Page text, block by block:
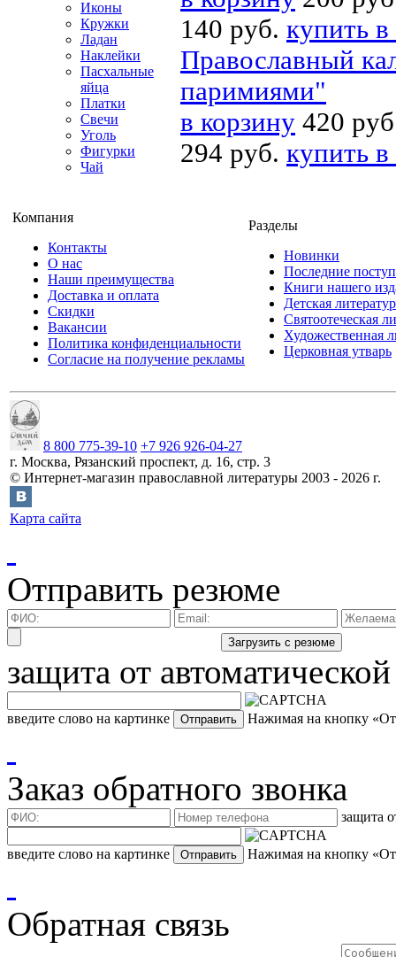
Иконы
Кружки
Ладан
Наклейки
Пасхальные
яйца
Платки
Свечи
Уголь
Фигурки
Чай
140 руб. купить
Православный
паримиями"
в корзину 420
294 руб. купить
Компания
Контакты
О нас
Наши преимущества
Доставка и оплата
Скидки
Вакансии
Политика конфиденциальности
Согласие на получение рекламы
Разделы
Новинки
Последние
Книги нашего
Детская
Святоотеческая
Художественная
Церковная утварь
8 800 775-39-10 +7 926 926-04-27
г. Москва, Рязанский проспект, д. 16, стр. 3
© Интернет-магазин православной литературы 2003 - 2026 г.
Карта сайта
Отправить резюме
защита от
введите слово на картинке Нажимая на кнопку
Заказ обратного звонка
защита
введите слово на картинке Нажимая на кнопку
Обратная связь